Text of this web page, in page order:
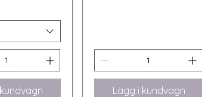
Lägg i kundvagn